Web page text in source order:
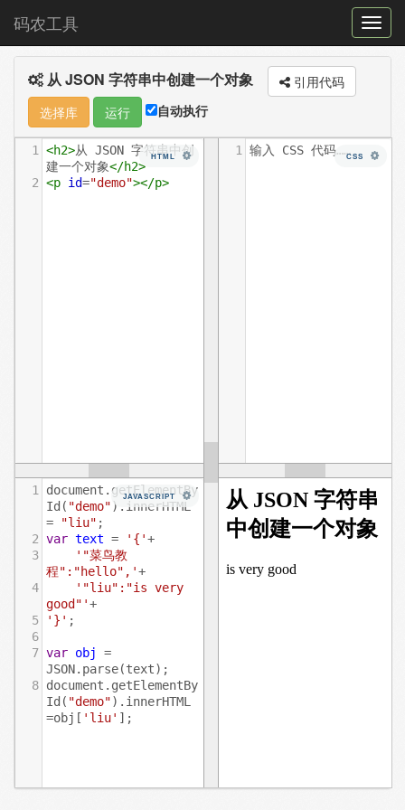
菜
单
码农工具
从 JSON 字符串中创建一个对象
引用代码
选择库
运行 自动执行
1 <h2>从 JSON 字符串中创
建一个对象</h2>
2 <p id="demo"></p>
HTML
1 document . getElementBy
Id ( "demo" ). innerHTML
=
"liu" ;
2 var text = '{'+
3
'"菜鸟教
程":"hello",'+
4
'"liu":"is very
good"'+
5
'}' ;
6
7 var obj
=
JSON. parse(text);
8 document . getElementBy
Id ( "demo"). innerHTML
=obj [ 'liu' ];
JAVASCRIPT
输入 CSS 代码……
1 CSS